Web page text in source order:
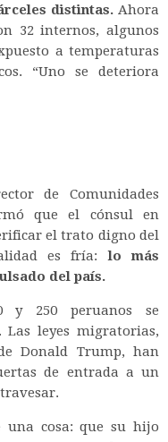
distintas.Ahora
32 internos, algunos
a temperaturas
“Uno se deteriora
de Comunidades
que el cónsul en
el trato digno del
es fría: lo más
del país.
y 250 peruanos se
leyes migratorias,
Donald Trump, han
de entrada a un
una cosa: que su hijo